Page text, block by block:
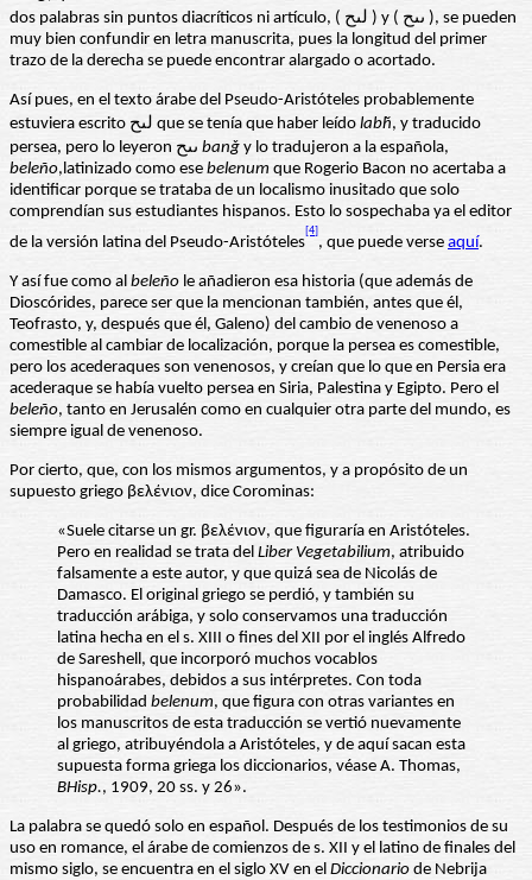
dos palabras sin puntos diacríticos ni artículo, ( لىح ) y ( ىىح ), se pueden
muy bien confundir en letra manuscrita, pues la longitud del primer
trazo de la derecha se puede encontrar alargado o acortado.
Así pues, en el texto árabe del Pseudo-Aristóteles probablemente
estuviera escrito لىح que se tenía que haber leído labḫ, y traducido
banǧ y lo tradujeron a la española,
beleño,latinizado como ese belenum que Rogerio Bacon no acertaba a
identificar porque se trataba de un localismo inusitado que solo
comprendían sus estudiantes hispanos. Esto lo sospechaba ya el editor
de la versión latina del Pseudo-Aristóteles
[4]
, que puede verse aquí.
Y así fue como al beleño le añadieron esa historia (que además de
Dioscórides, parece ser que la mencionan también, antes que él,
Teofrasto, y, después que él, Galeno) del cambio de venenoso a
comestible al cambiar de localización, porque la persea es comestible,
pero los acederaques son venenosos, y creían que lo que en Persia era
acederaque se había vuelto persea en Siria, Palestina y Egipto. Pero el
beleño, tanto en Jerusalén como en cualquier otra parte del mundo, es
siempre igual de venenoso.
Por cierto, que, con los mismos argumentos, y a propósito de un
supuesto griego βελένιον, dice Corominas:
«Suele citarse un gr. βελένιον, que figuraría en Aristóteles.
Pero en realidad se trata del Liber Vegetabilium, atribuido
falsamente a este autor, y que quizá sea de Nicolás de
Damasco. El original griego se perdió, y también su
traducción arábiga, y solo conservamos una traducción
latina hecha en el s. XIII o fines del XII por el inglés Alfredo
de Sareshell, que incorporó muchos vocablos
hispanoárabes, debidos a sus intérpretes. Con toda
probabilidad belenum, que figura con otras variantes en
los manuscritos de esta traducción se vertió nuevamente
al griego, atribuyéndola a Aristóteles, y de aquí sacan esta
supuesta forma griega los diccionarios, véase A. Thomas,
BHisp., 1909, 20 ss. y 26».
La palabra se quedó solo en español. Después de los testimonios de su
uso en romance, el árabe de comienzos de s. XII y el latino de finales del
mismo siglo, se encuentra en el siglo XV en el Diccionario de Nebrija